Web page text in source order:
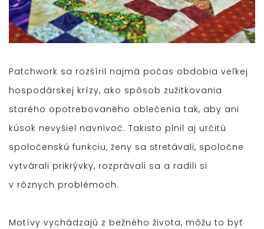
Patchwork sa rozšíril najmä počas obdobia veľkej
hospodárskej krízy, ako spôsob zužitkovania
starého opotrebovaného oblečenia tak, aby ani
kúsok nevyšiel navnivoč. Takisto plnil aj určitú
spoločenskú funkciu, ženy sa stretávali, spoločne
vytvárali prikrývky, rozprávali sa a radili si
v rôznych problémoch.
Motívy vychádzajú z bežného života, môžu to byť